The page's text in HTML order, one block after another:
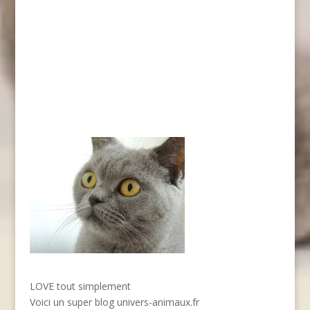
LOVE tout simplement
Voici un super blog univers-animaux.fr